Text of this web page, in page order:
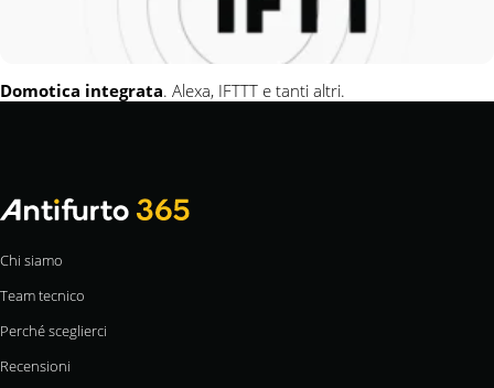
Domotica integrata. Alexa, IFTTT e tanti altri.
Chi siamo
Team tecnico
Perché sceglierci
Recensioni